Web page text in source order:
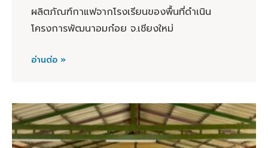
ผลิตภัณฑ์กาแฟจากโรงเรียนของพื้นที่ดำเนิน
โครงการพัฒนาอมก๋อย จ.เชียงใหม่
อ่านต่อ »